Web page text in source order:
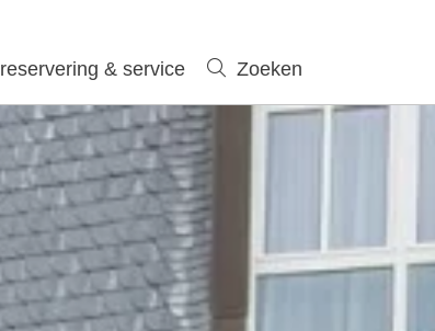
Zoeken
reservering & service Zoeken